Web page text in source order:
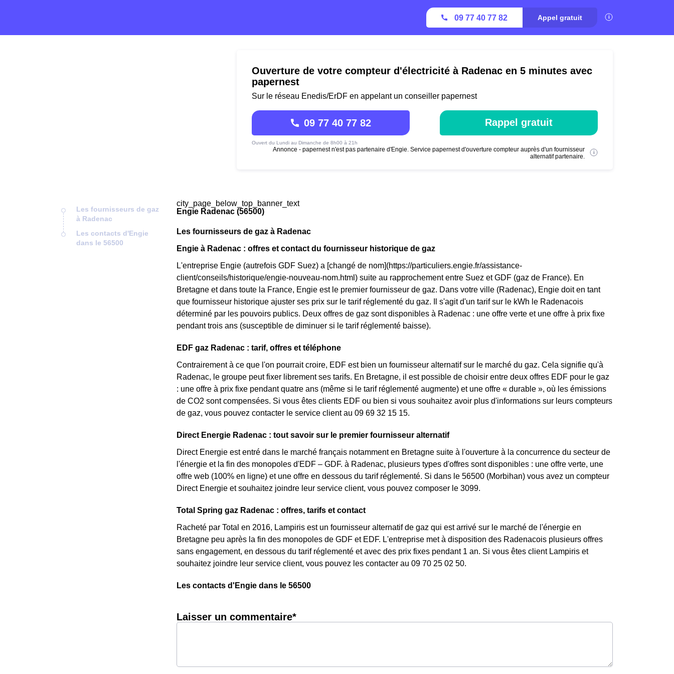
09 77 40 77 82 Appel gratuit
Ouverture de votre compteur d'électricité à Radenac en 5 minutes avec
papernest
Sur le réseau Enedis/ErDF en appelant un conseiller papernest
09 77 40 77 82
Ouvert du Lundi au Dimanche de 8h00 à 21h
Rappel gratuit
Annonce - papernest n'est pas partenaire d'Engie. Service papernest d'ouverture compteur auprès d'un fournisseur
alternatif partenaire.
Les fournisseurs de gaz
à Radenac
Les contacts d'Engie
dans le 56500
city_page_below_top_banner_text
Engie Radenac (56500)
Les fournisseurs de gaz à Radenac
Engie à Radenac : offres et contact du fournisseur historique de gaz
L'entreprise Engie (autrefois GDF Suez) a [changé de nom](https://particuliers.engie.fr/assistance-
client/conseils/historique/engie-nouveau-nom.html) suite au rapprochement entre Suez et GDF (gaz de France). En
Bretagne et dans toute la France, Engie est le premier fournisseur de gaz. Dans votre ville (Radenac), Engie doit en tant
que fournisseur historique ajuster ses prix sur le tarif réglementé du gaz. Il s'agit d'un tarif sur le kWh le Radenacois
déterminé par les pouvoirs publics. Deux offres de gaz sont disponibles à Radenac : une offre verte et une offre à prix fixe
pendant trois ans (susceptible de diminuer si le tarif réglementé baisse).
EDF gaz Radenac : tarif, offres et téléphone
Contrairement à ce que l'on pourrait croire, EDF est bien un fournisseur alternatif sur le marché du gaz. Cela signifie qu'à
Radenac, le groupe peut fixer librement ses tarifs. En Bretagne, il est possible de choisir entre deux offres EDF pour le gaz
: une offre à prix fixe pendant quatre ans (même si le tarif réglementé augmente) et une offre « durable », où les émissions
de CO2 sont compensées. Si vous êtes clients EDF ou bien si vous souhaitez avoir plus d'informations sur leurs compteurs
de gaz, vous pouvez contacter le service client au 09 69 32 15 15.
Direct Energie Radenac : tout savoir sur le premier fournisseur alternatif
Direct Energie est entré dans le marché français notamment en Bretagne suite à l'ouverture à la concurrence du secteur de
l'énergie et la fin des monopoles d'EDF – GDF. à Radenac, plusieurs types d'offres sont disponibles : une offre verte, une
offre web (100% en ligne) et une offre en dessous du tarif réglementé. Si dans le 56500 (Morbihan) vous avez un compteur
Direct Energie et souhaitez joindre leur service client, vous pouvez composer le 3099.
Total Spring gaz Radenac : offres, tarifs et contact
Racheté par Total en 2016, Lampiris est un fournisseur alternatif de gaz qui est arrivé sur le marché de l'énergie en
Bretagne peu après la fin des monopoles de GDF et EDF. L'entreprise met à disposition des Radenacois plusieurs offres
sans engagement, en dessous du tarif réglementé et avec des prix fixes pendant 1 an. Si vous êtes client Lampiris et
souhaitez joindre leur service client, vous pouvez les contacter au 09 70 25 02 50.
Les contacts d'Engie dans le 56500
Laisser un commentaire*